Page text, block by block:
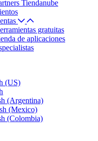
Tiendanube
gratuitas
de aplicaciones
(US)
(Argentina)
(Mexico)
(Colombia)